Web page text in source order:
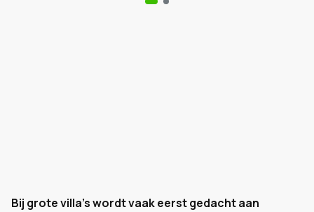
Bij grote villa’s wordt vaak eerst gedacht aan